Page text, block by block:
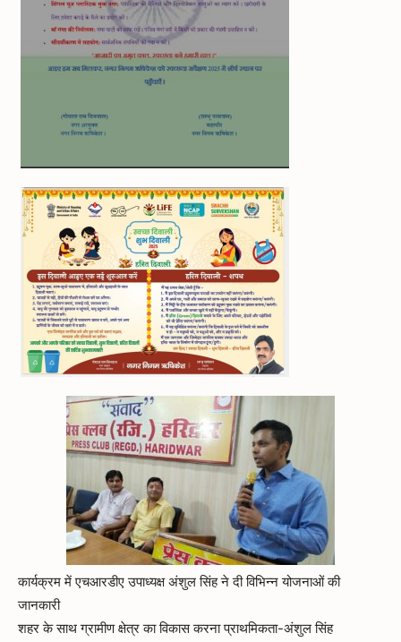
कार्यक्रम में एचआरडीए उपाध्यक्ष अंशुल सिंह ने दी विभिन्न योजनाओं की
जानकारी
शहर के साथ ग्रामीण क्षेत्र का विकास करना प्राथमिकता-अंशुल सिंह